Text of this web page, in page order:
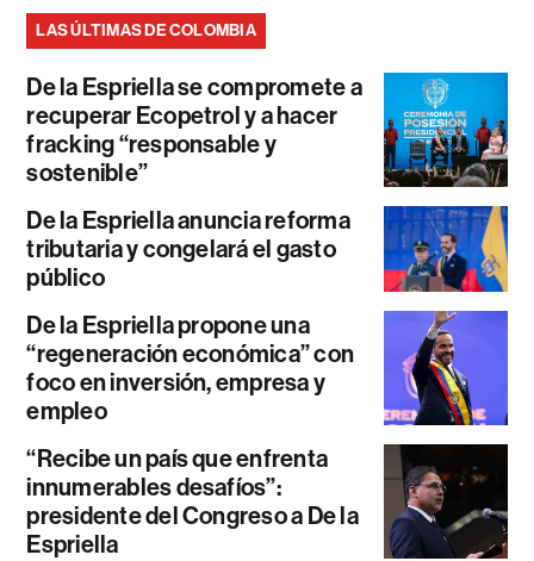
LAS ÚLTIMAS DE COLOMBIA
De la Espriella se compromete a
recuperar Ecopetrol y a hacer
fracking “responsable y
sostenible”
De la Espriella anuncia reforma
tributaria y congelará el gasto
público
De la Espriella propone una
“regeneración económica” con
foco en inversión, empresa y
empleo
“Recibe un país que enfrenta
innumerables desafíos”:
presidente del Congreso a De la
Espriella